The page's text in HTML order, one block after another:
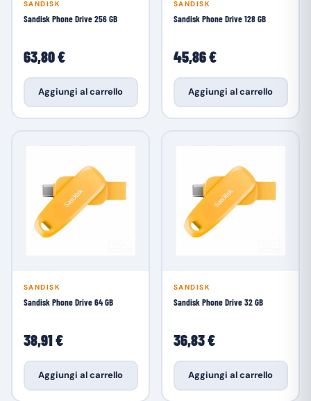
SANDISK
Sandisk Phone Drive 256 GB
63,80 €
Aggiungi al carrello
SANDISK
Sandisk Phone Drive 128 GB
45,86 €
Aggiungi al carrello
SANDISK
Sandisk Phone Drive 64 GB
38,91 €
Aggiungi al carrello
SANDISK
Sandisk Phone Drive 32 GB
36,83 €
Aggiungi al carrello